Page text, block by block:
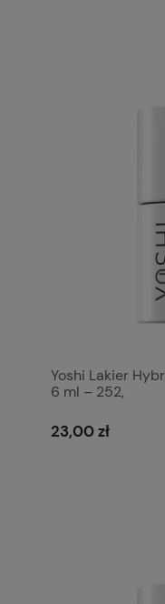
Yoshi Lakier
6 ml – 252,
23,00 zł